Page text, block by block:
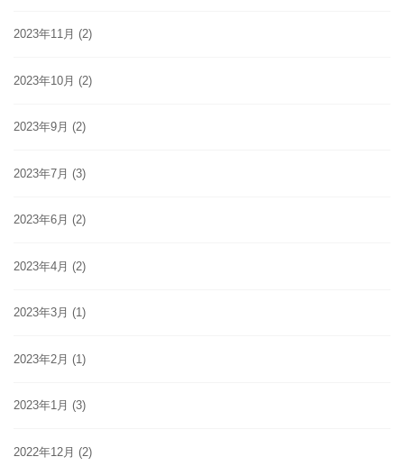
2023年11月 (2)
2023年10月 (2)
2023年9月 (2)
2023年7月 (3)
2023年6月 (2)
2023年4月 (2)
2023年3月 (1)
2023年2月 (1)
2023年1月 (3)
2022年12月 (2)